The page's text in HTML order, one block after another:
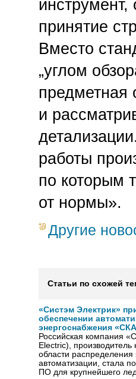
принятие
Вместо
„углом
предметная
и
работы
по которым
от нормы».
Другие
Статьи по схожей
«Систэм Электрик»
обеспечении
энергоснабжения
Российская компания
Electric),
области распределения
автоматизации, стала
ПО для крупнейшего